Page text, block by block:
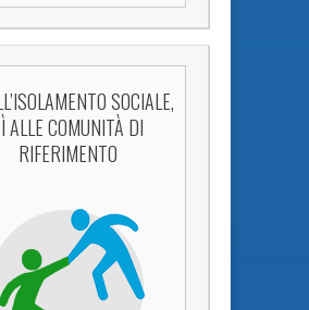
SOCIALE,
ALLE COMUNITÀ DI
RIFERIMENTO